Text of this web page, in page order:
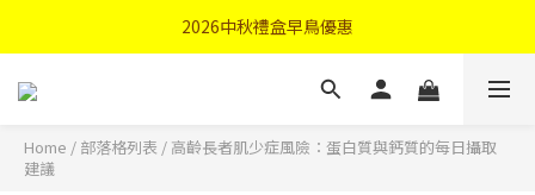
首購優惠輸入"N50"現折50元
2026中秋禮盒早鳥優惠
首購優惠輸入"N50"現折50元
Home / 部落格列表 / 高齡長者肌少症風險：蛋白質與鈣質的每日攝取
建議